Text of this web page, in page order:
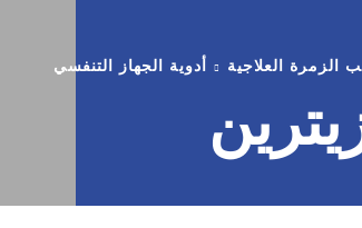
الزمرة العلاجية أدوية الجهاز التنفسي